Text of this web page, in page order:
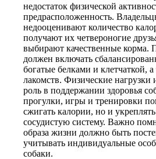
недостаток физической
предрасположенность.
недооценивают количество
получают их четвероногие
выбирают качественные корма.
должен включать
богатые белками и клетчаткой,
лакомств. Физические
роль в поддержании здоровья
прогулки, игры и тренировки
сжигать калории, но и
сосудистую систему. Важно
образа жизни должно быть
учитывать индивидуальные
собаки.